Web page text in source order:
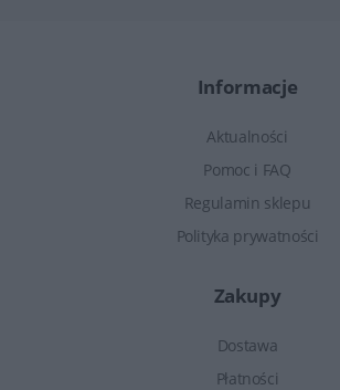
Informacje
Aktualności
Pomoc i FAQ
Regulamin sklepu
Polityka prywatności
Zakupy
Dostawa
Płatności